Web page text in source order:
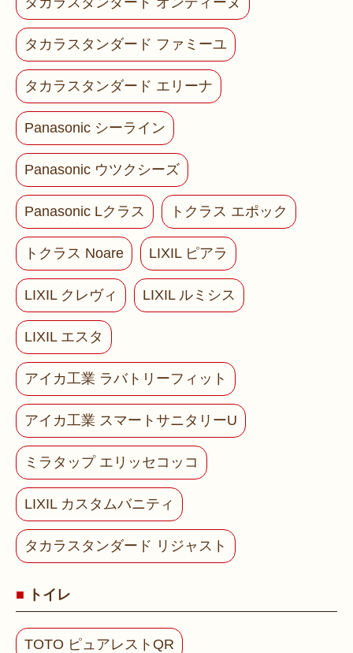
タカラスタンダード ファミーユ
タカラスタンダード エリーナ
Panasonic シーライン
Panasonic ウツクシーズ
Panasonic Lクラス トクラス エポック
トクラス Noare LIXIL ピアラ
LIXIL クレヴィ LIXIL ルミシス
LIXIL エスタ
アイカ工業 ラバトリーフィット
アイカ工業 スマートサニタリーU
ミラタップ エリッセコッコ
LIXIL カスタムバニティ
タカラスタンダード リジャスト
トイレ
TOTO ピュアレストQR